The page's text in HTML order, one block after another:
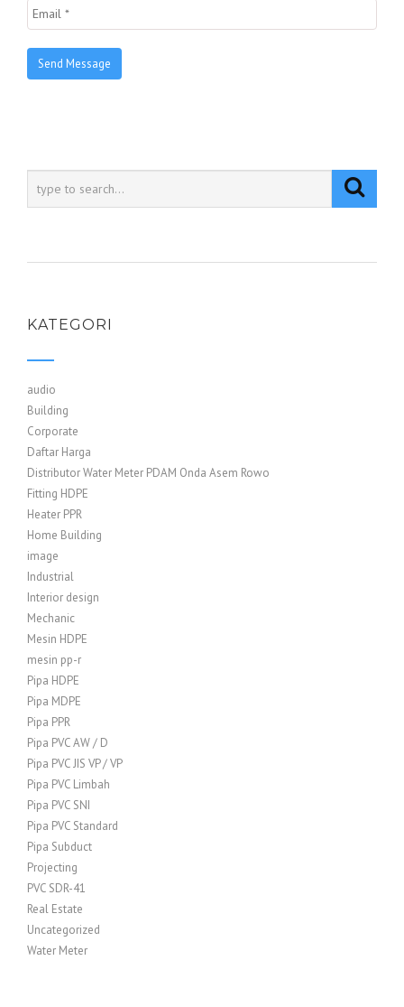
KATEGORI
audio
Building
Corporate
Daftar Harga
Distributor Water Meter PDAM Onda Asem Rowo
Fitting HDPE
Heater PPR
Home Building
image
Industrial
Interior design
Mechanic
Mesin HDPE
mesin pp-r
Pipa HDPE
Pipa MDPE
Pipa PPR
Pipa PVC AW / D
Pipa PVC JIS VP / VP
Pipa PVC Limbah
Pipa PVC SNI
Pipa PVC Standard
Pipa Subduct
Projecting
PVC SDR-41
Real Estate
Uncategorized
Water Meter